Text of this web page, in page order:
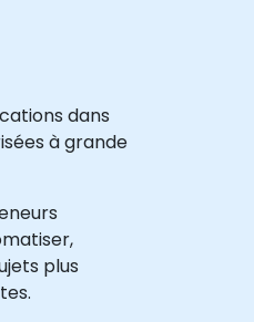
dans
à grande
plus